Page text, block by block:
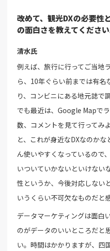
――改めて、観光DXの必要
の面白さを教えてください
清水氏
例えば、旅行に行ってご当地
ら、10年ぐらい前までは有名
り、コンビニにある地元誌で
でも最近は、Google Mapで
数、コメントを見て行ってみ
と、これが身近なDXなのか
ん使いやすくなっているので
いついていかないといけない
性というか、今後対応しない
いうくらい不可欠なものだと
データマーケティングは面白
のがデータのいいところだと
い。時間はかかりますが、四